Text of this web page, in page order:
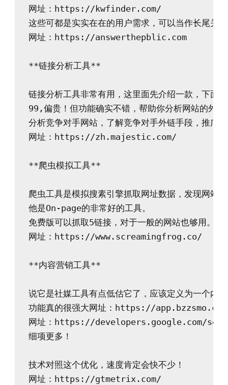
网址：https://kwfinder.com/
这些可都是实实在在的用户需求，可以当作长尾关
网址：https://answerthepblic.com
**链接分析工具**
链接分析工具非常有用，这里面先介绍一款，下面
99,偏贵！但功能确实不错，帮助你分析网站的外
分析竞争对手网站，了解竞争对手外链手段，推广
网址：https://zh.majestic.com/
**爬虫模拟工具**
爬虫工具是模拟搜素引擎抓取网址数据，发现网站
他是On-page的非常好的工具。
免费版可以抓取5链接，对于一般的网站也够用。
网址：https://www.screamingfrog.co/
**内容营销工具**
说它是社媒工具有点低估它了，应该定义为一个内
功能真的很强大网址：https://
网址：https://developers.google.com/
细项更多！
技术对照这个优化，速度肯定会快不少！
网址：https://gtmetrix.com/